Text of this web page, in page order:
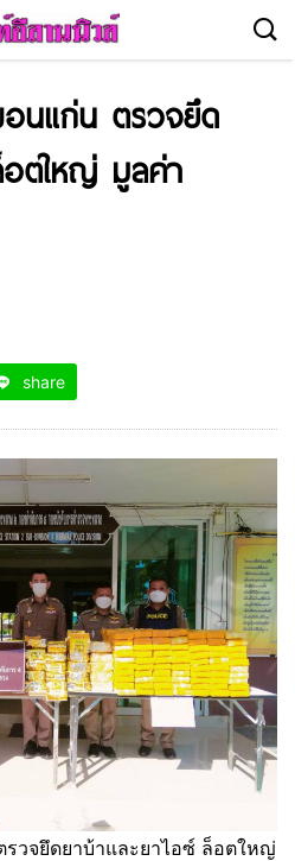
อนแก่น ตรวจยึด
อตใหญ่ มูลค่า
share
วจยึดยาบ้าและยาไอซ์ ล็อตใหญ่